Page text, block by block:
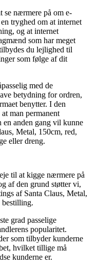
se nærmere på om e-
tryghed om at internet
og at internet
som har meget
du lejlighed til
som følge af dit
med de
betydning for ordren,
benytter. I den
man permanent
en anden gang vil kunne
Metal, 150cm, red,
eller dreng.
til at kigge nærmere på
af den grund støtter vi,
af Santa Claus, Metal,
grad passelige
popularitet.
som tilbyder kunderne
hvilket tillige må
kunderne er.